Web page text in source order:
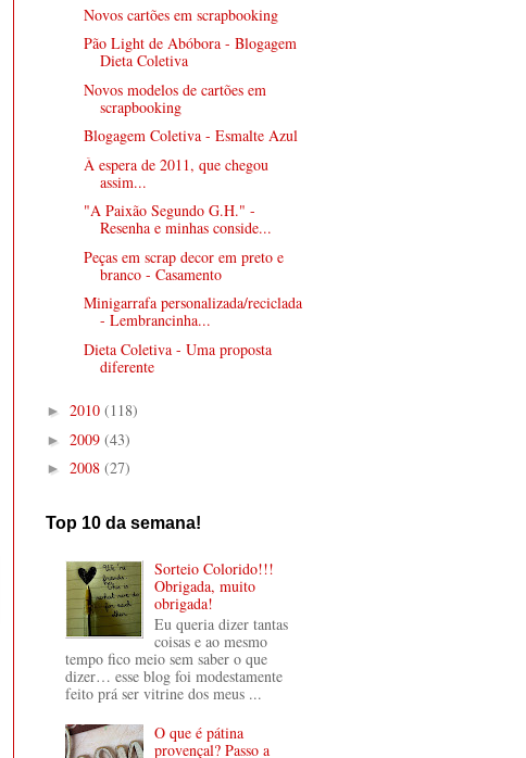
Novos cartões em scrapbooking
Pão Light de Abóbora - Blogagem
Dieta Coletiva
Novos modelos de cartões em
scrapbooking
Blogagem Coletiva - Esmalte Azul
À espera de 2011, que chegou
assim...
"A Paixão Segundo G.H." -
Resenha e minhas conside...
Peças em scrap decor em preto e
branco - Casamento
Minigarrafa personalizada/reciclada
- Lembrancinha...
Dieta Coletiva - Uma proposta
diferente
► 2010 (118)
► 2009 (43)
► 2008 (27)
Top 10 da semana!
Sorteio Colorido!!!
Obrigada, muito
obrigada!
Eu queria dizer tantas
coisas e ao mesmo
tempo fico meio sem saber o que
dizer… esse blog foi modestamente
feito prá ser vitrine dos meus ...
O que é pátina
provençal? Passo a